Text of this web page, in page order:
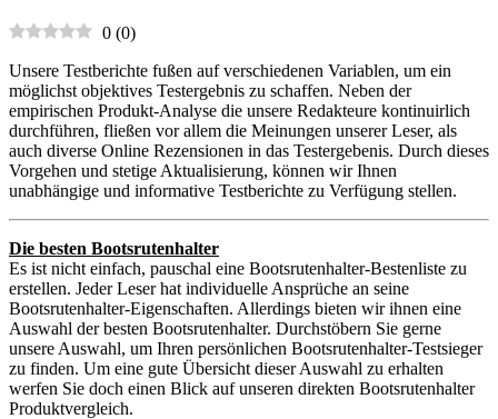
0 (0)
Unsere Testberichte fußen auf verschiedenen Variablen, um ein
möglichst objektives Testergebnis zu schaffen. Neben der
empirischen Produkt-Analyse die unsere Redakteure kontinuirlich
durchführen, fließen vor allem die Meinungen unserer Leser, als
auch diverse Online Rezensionen in das Testergebenis. Durch dieses
Vorgehen und stetige Aktualisierung, können wir Ihnen
unabhängige und informative Testberichte zu Verfügung stellen.
Die besten Bootsrutenhalter
Es ist nicht einfach, pauschal eine Bootsrutenhalter-Bestenliste zu
erstellen. Jeder Leser hat individuelle Ansprüche an seine
Bootsrutenhalter-Eigenschaften. Allerdings bieten wir ihnen eine
Auswahl der besten Bootsrutenhalter. Durchstöbern Sie gerne
unsere Auswahl, um Ihren persönlichen Bootsrutenhalter-Testsieger
zu finden. Um eine gute Übersicht dieser Auswahl zu erhalten
werfen Sie doch einen Blick auf unseren direkten Bootsrutenhalter
Produktvergleich.